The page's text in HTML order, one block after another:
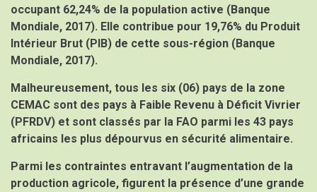
occupant 62,24% de la population active (Banque
Mondiale, 2017). Elle contribue pour 19,76% du Produit
Intérieur Brut (PIB) de cette sous-région (Banque
Mondiale, 2017).
Malheureusement, tous les six (06) pays de la zone
CEMAC sont des pays à Faible Revenu à Déficit Vivrier
(PFRDV) et sont classés par la FAO parmi les 43 pays
africains les plus dépourvus en sécurité alimentaire.
Parmi les contraintes entravant l’augmentation de la
production agricole, figurent la présence d’une grande